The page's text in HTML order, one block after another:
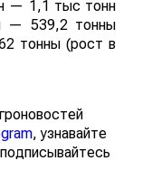
— 1,1 тыс тонн
— 539,2 тонны
тонны (рост в
, узнавайте